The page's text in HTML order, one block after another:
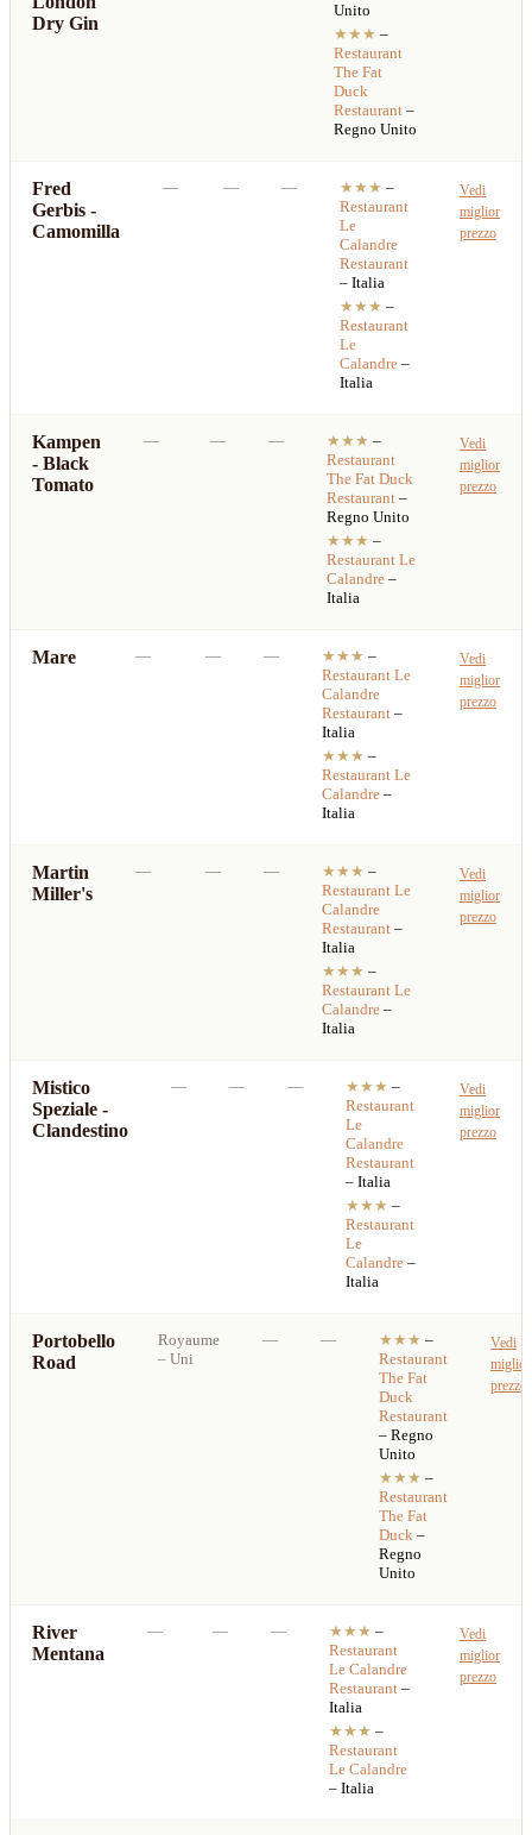
Dry Gin
Unito
★★★ –
Restaurant
The Fat
Duck
Restaurant –
Regno Unito
Fred
Gerbis -
Camomilla
— — — ★★★ –
Restaurant
Le
Calandre
Restaurant
– Italia
★★★ –
Restaurant
Le
Calandre–
Italia
Vedi
miglior
prezzo
Kampen
- Black
Tomato
— — — ★★★ –
Restaurant
The Fat Duck
Restaurant –
Regno Unito
★★★ –
Restaurant Le
Calandre –
Italia
Vedi
miglior
prezzo
Mare — — — ★★★ –
Restaurant Le
Calandre
Restaurant–
Italia
★★★ –
Restaurant Le
Calandre–
Italia
Vedi
miglior
prezzo
Martin
Miller's
— — — ★★★ –
Restaurant Le
Calandre
Restaurant–
Italia
★★★ –
Restaurant Le
Calandre–
Italia
Vedi
miglior
prezzo
Mistico
Speziale -
Clandestino
— — — ★★★ –
Restaurant
Le
Calandre
Restaurant
– Italia
★★★ –
Restaurant
Le
Calandre –
Italia
Vedi
miglior
prezzo
Portobello
Road
Royaume
– Uni
— — ★★★ –
Restaurant
The Fat
Duck
Restaurant
– Regno
Unito
★★★ –
Restaurant
The Fat
Duck –
Regno
Unito
Vedi
miglior
prezzo
River
Mentana
— — — ★★★ –
Restaurant
Le Calandre
Restaurant –
Italia
★★★ –
Restaurant
Le Calandre
– Italia
Vedi
miglior
prezzo